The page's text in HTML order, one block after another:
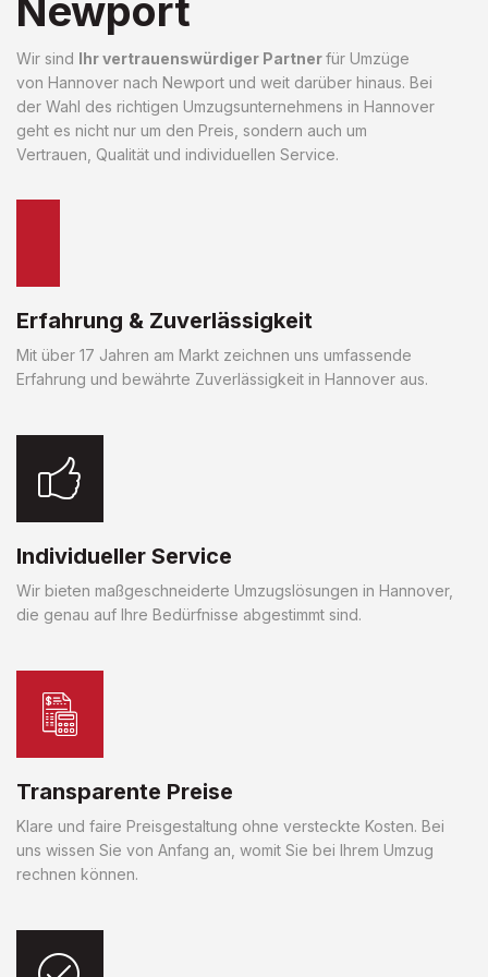
Newport
Wir sind Ihr vertrauenswürdiger Partnerfür Umzüge
von Hannover nach Newport und weit darüber hinaus. Bei
der Wahl des richtigen Umzugsunternehmens in Hannover
geht es nicht nur um den Preis, sondern auch um
Vertrauen, Qualität und individuellen Service.
Erfahrung & Zuverlässigkeit
Mit über 17 Jahren am Markt zeichnen uns umfassende
Erfahrung und bewährte Zuverlässigkeit in Hannover aus.
Individueller Service
Wir bieten maßgeschneiderte Umzugslösungen in Hannover,
die genau auf Ihre Bedürfnisse abgestimmt sind.
Transparente Preise
Klare und faire Preisgestaltung ohne versteckte Kosten. Bei
uns wissen Sie von Anfang an, womit Sie bei Ihrem Umzug
rechnen können.